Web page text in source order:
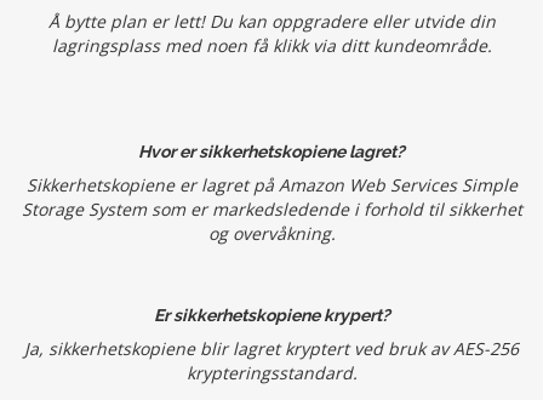
Å bytte plan er lett! Du kan oppgradere eller utvide din
lagringsplass med noen få klikk via ditt kundeområde.
Hvor er sikkerhetskopiene lagret?
Sikkerhetskopiene er lagret på Amazon Web Services Simple
Storage System som er markedsledende i forhold til sikkerhet
og overvåkning.
Er sikkerhetskopiene krypert?
Ja, sikkerhetskopiene blir lagret kryptert ved bruk av AES-256
krypteringsstandard.